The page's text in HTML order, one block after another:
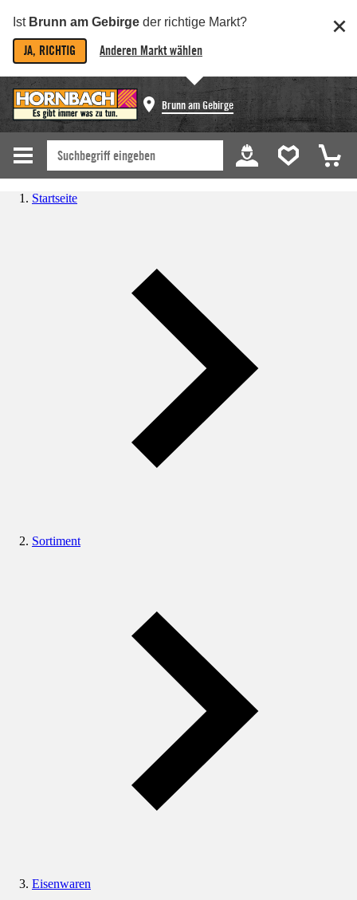
Ist Brunn am Gebirge der richtige Markt?
JA, RICHTIG Anderen Markt wählen
Brunn am Gebirge
Startseite
Sortiment
Eisenwaren